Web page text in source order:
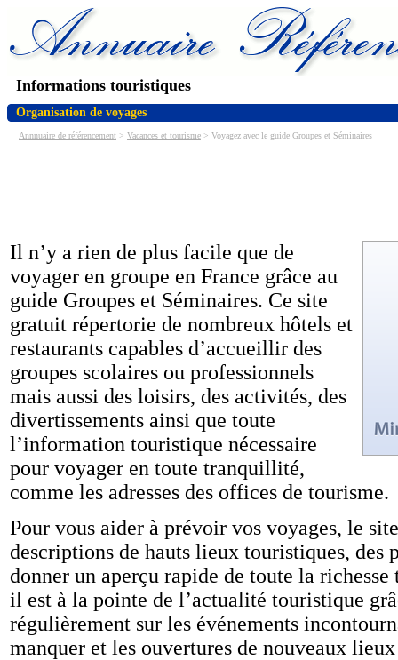
Informations touristiques
Organisation de voyages
Annnuaire de référencement > Vacances et tourisme > Voyagez avec le guide Groupes et Séminaires
Il n’y a rien de plus facile que de
voyager en groupe en France grâce au
guide Groupes et Séminaires. Ce site
gratuit répertorie de nombreux hôtels et
restaurants capables d’accueillir des
groupes scolaires ou professionnels
mais aussi des loisirs, des activités, des
divertissements ainsi que toute
l’information touristique nécessaire
pour voyager en toute tranquillité,
comme les adresses des offices de tourisme.
Pour vous aider à prévoir vos voyages, le
descriptions de hauts lieux touristiques, des
donner un aperçu rapide de toute la
il est à la pointe de l’actualité touristique
régulièrement sur les événements
manquer et les ouvertures de nouveaux